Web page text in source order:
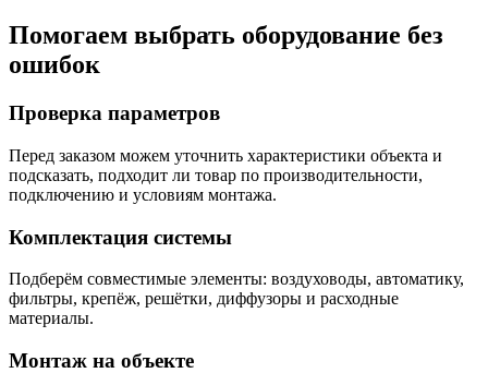
Помогаем выбрать оборудование без
ошибок
Проверка параметров
Перед заказом можем уточнить характеристики объекта и
подсказать, подходит ли товар по производительности,
подключению и условиям монтажа.
Комплектация системы
Подберём совместимые элементы: воздуховоды, автоматику,
фильтры, крепёж, решётки, диффузоры и расходные
материалы.
Монтаж на объекте